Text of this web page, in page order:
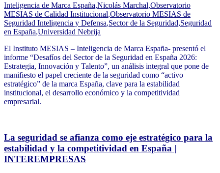
Inteligencia de Marca España,Nicolás Marchal,Observatorio
MESIAS de Calidad Institucional,Observatorio MESIAS de
Seguridad Inteligencia y Defensa,Sector de la Seguridad,Seguridad
en España,Universidad Nebrija
El Instituto MESIAS – Inteligencia de Marca España- presentó el
informe “Desafíos del Sector de la Seguridad en España 2026:
Estrategia, Innovación y Talento”, un análisis integral que pone de
manifiesto el papel creciente de la seguridad como “activo
estratégico” de la marca España, clave para la estabilidad
institucional, el desarrollo económico y la competitividad
empresarial.
La seguridad se afianza como eje estratégico para la
estabilidad y la competitividad en España |
INTEREMPRESAS